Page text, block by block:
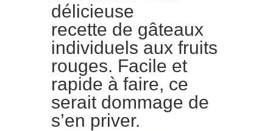
délicieuse
recette de gâteaux
individuels aux fruits
rouges. Facile et
rapide à faire, ce
serait dommage de
s’en priver.